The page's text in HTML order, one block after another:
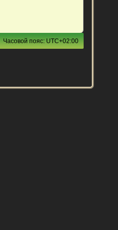
Часовой пояс:UTC+02:00